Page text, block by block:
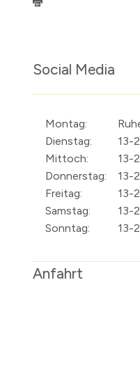
Social Media
Montag:
Dienstag:
13-
Mittoch:
13-
Donnerstag:
13-
Freitag:
13-
Samstag:
13-
Sonntag:
13-
Anfahrt